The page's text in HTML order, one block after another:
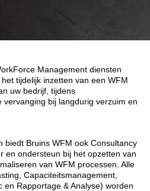
Management diensten
tijdelijk inzetten van een WFM
uw bedrijf, tijdens
vervanging bij langdurig verzuim en
biedt Bruins WFM ook Consultancy
en ondersteun bij het opzetten van
van WFM processen. Alle
Capaciteitsmanagement,
en Rapportage & Analyse) worden